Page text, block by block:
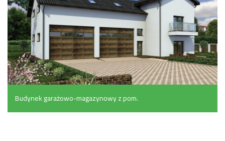
Budynek garażowo-magazynowy z pom.
pomocniczymi i częścią socjalno-biurową (289 m²)